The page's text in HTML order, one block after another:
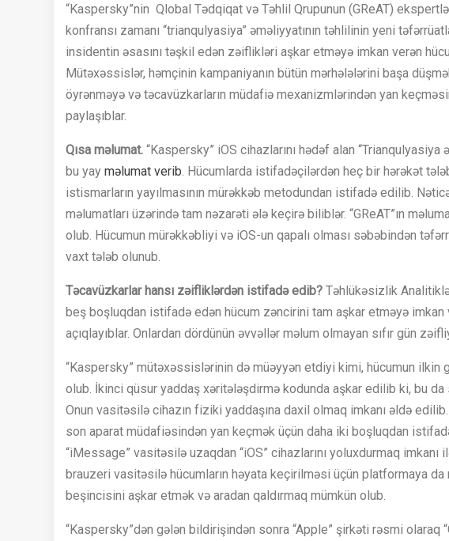
“Kaspersky”nin Qlobal Tədqiqat və Təhlil Qrupunun (GReAT)
konfransı zamanı “trianqulyasiya” əməliyyatının təhlilinin yeni
insidentin əsasını təşkil edən zəiflikləri aşkar etməyə imkan verən
Mütəxəssislər, həmçinin kampaniyanın bütün mərhələlərini başa
öyrənməyə və təcavüzkarların müdafiə mexanizmlərindən yan
paylaşıblar.
Qısa məlumat. “Kaspersky” iOS cihazlarını hədəf alan “Trianqulyasiya
bu yay məlumat verib . Hücumlarda istifadəçilərdən heç bir hərəkət
istismarların yayılmasının mürəkkəb metodundan istifadə edilib.
məlumatları üzərində tam nəzarəti ələ keçirə biliblər. “GReAT”ın
olub. Hücumun mürəkkəbliyi və iOS-un qapalı olması səbəbindən
vaxt tələb olunub.
Təcavüzkarlar hansı zəifliklərdən istifadəedib? Təhlükəsizlik
beş boşluqdan istifadə edən hücum zəncirini tam aşkar etməyə imkan
açıqlayıblar. Onlardan dördünün əvvəllər məlum olmayan sıfır gün
“Kaspersky” mütəxəssislərinin də müəyyən etdiyi kimi, hücumun ilkin
olub. İkinci qüsur yaddaş xəritələşdirmə kodunda aşkar edilib ki, bu da
Onun vasitəsilə cihazın fiziki yaddaşına daxil olmaq imkanı əldə
son aparat müdafiəsindən yan keçmək üçün daha iki boşluqdan
“iMessage” vasitəsilə uzaqdan “iOS” cihazlarını yoluxdurmaq imkanı
brauzeri vasitəsilə hücumların həyata keçirilməsi üçün platformaya da
beşincisini aşkar etmək və aradan qaldırmaq mümkün olub.
“Kaspersky”dən gələn bildirişindən sonra “Apple” şirkəti rəsmi olaraq